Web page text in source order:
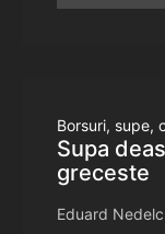
Borsuri, supe,
Supa
greceste
Eduard